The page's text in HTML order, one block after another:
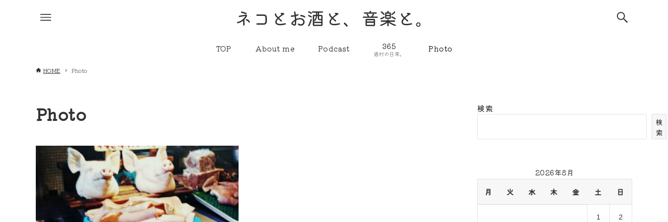
ネコとお酒と、音楽と。
TOP About me Podcast 365
猫村の日常。
Photo
HOME Photo
Photo 検索
検
索
2026年8月
月
火 水 木 金 土 日
1 2